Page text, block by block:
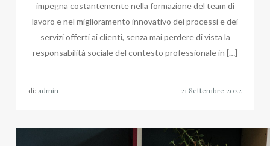
impegna costantemente nella formazione del team di
lavoro e nel miglioramento innovativo dei processi e dei
servizi offerti ai clienti, senza mai perdere di vista la
responsabilità sociale del contesto professionale in […]
di: admin